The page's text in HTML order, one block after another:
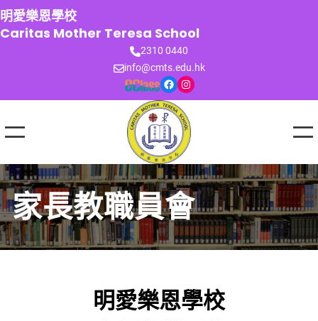
跳
至
主
明愛樂恩學校
Caritas Mother Teresa School
2310 0440
info@cmts.edu.hk
Facebook Instagram
家長教職員會
明愛樂恩學校